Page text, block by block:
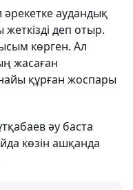
аудандық
деп отыр.
көрген. Ал
жасаған
құрған жоспары
әу баста
көзін ашқанда